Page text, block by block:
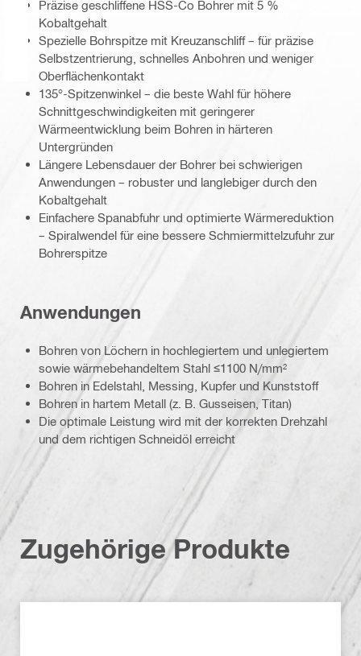
Präzise geschliffene HSS-Co Bohrer mit 5 %
Kobaltgehalt
Spezielle Bohrspitze mit Kreuzanschliff – für präzise
Selbstzentrierung, schnelles Anbohren und weniger
Oberflächenkontakt
135°-Spitzenwinkel – die beste Wahl für höhere
Schnittgeschwindigkeiten mit geringerer
Wärmeentwicklung beim Bohren in härteren
Untergründen
Längere Lebensdauer der Bohrer bei schwierigen
Anwendungen – robuster und langlebiger durch den
Kobaltgehalt
Einfachere Spanabfuhr und optimierte Wärmereduktion
– Spiralwendel für eine bessere Schmiermittelzufuhr zur
Bohrerspitze
Anwendungen
Bohren von Löchern in hochlegiertem und unlegiertem
sowie wärmebehandeltem Stahl ≤1100 N/mm²
Bohren in Edelstahl, Messing, Kupfer und Kunststoff
Bohren in hartem Metall (z. B. Gusseisen, Titan)
Die optimale Leistung wird mit der korrekten Drehzahl
und dem richtigen Schneidöl erreicht
Zugehörige Produkte